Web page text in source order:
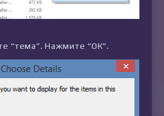
“тема”. Нажмите “ОК”.